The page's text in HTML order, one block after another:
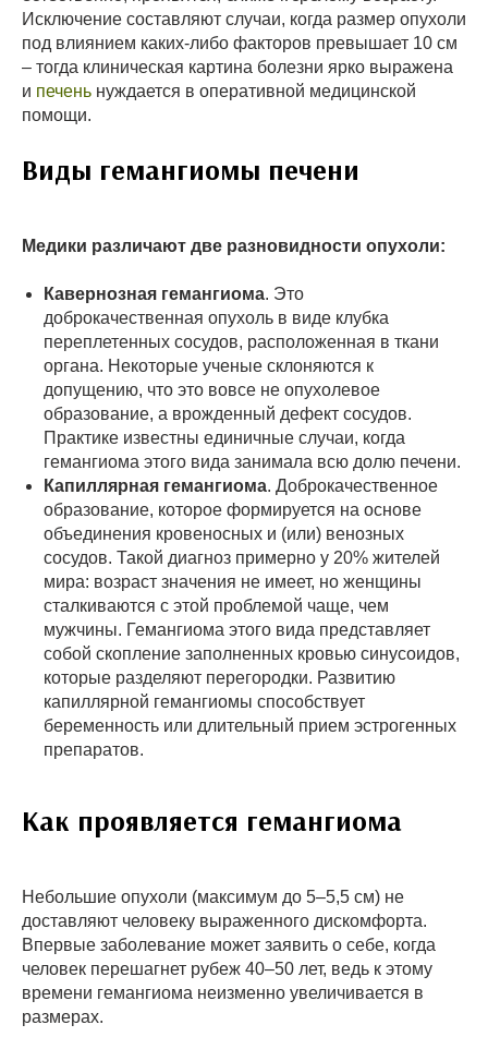
Исключение составляют случаи, когда размер опухоли
под влиянием каких-либо факторов превышает 10 см
– тогда клиническая картина болезни ярко выражена
и печень нуждается в оперативной медицинской
помощи.
Виды гемангиомы печени
Медики различают две разновидности опухоли:
Кавернозная гемангиома. Это
доброкачественная опухоль в виде клубка
переплетенных сосудов, расположенная в ткани
органа. Некоторые ученые склоняются к
допущению, что это вовсе не опухолевое
образование, а врожденный дефект сосудов.
Практике известны единичные случаи, когда
гемангиома этого вида занимала всю долю печени.
Капиллярная гемангиома. Доброкачественное
образование, которое формируется на основе
объединения кровеносных и (или) венозных
сосудов. Такой диагноз примерно у 20% жителей
мира: возраст значения не имеет, но женщины
сталкиваются с этой проблемой чаще, чем
мужчины. Гемангиома этого вида представляет
собой скопление заполненных кровью синусоидов,
которые разделяют перегородки. Развитию
капиллярной гемангиомы способствует
беременность или длительный прием эстрогенных
препаратов.
Как проявляется гемангиома
Небольшие опухоли (максимум до 5–5,5 см) не
доставляют человеку выраженного дискомфорта.
Впервые заболевание может заявить о себе, когда
человек перешагнет рубеж 40–50 лет, ведь к этому
времени гемангиома неизменно увеличивается в
размерах.